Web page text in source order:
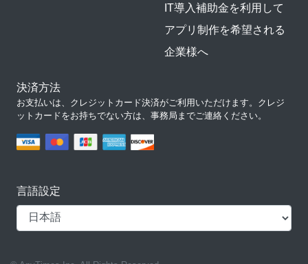
IT導入補助金を利用して
アプリ制作を希望される
企業様へ
決済方法
お支払いは、クレジットカード決済がご利用いただけます。クレジ
ットカードをお持ちでない方は、事務局までご連絡ください。
言語設定